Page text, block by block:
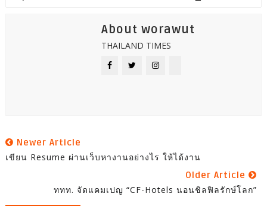
About worawut
THAILAND TIMES
Newer Article
เขียน Resume ผ่านเว็บหางานอย่างไร ให้ได้งาน
Older Article
ททท. จัดแคมเปญ “CF-Hotels นอนชิลฟิลรักษ์โลก”